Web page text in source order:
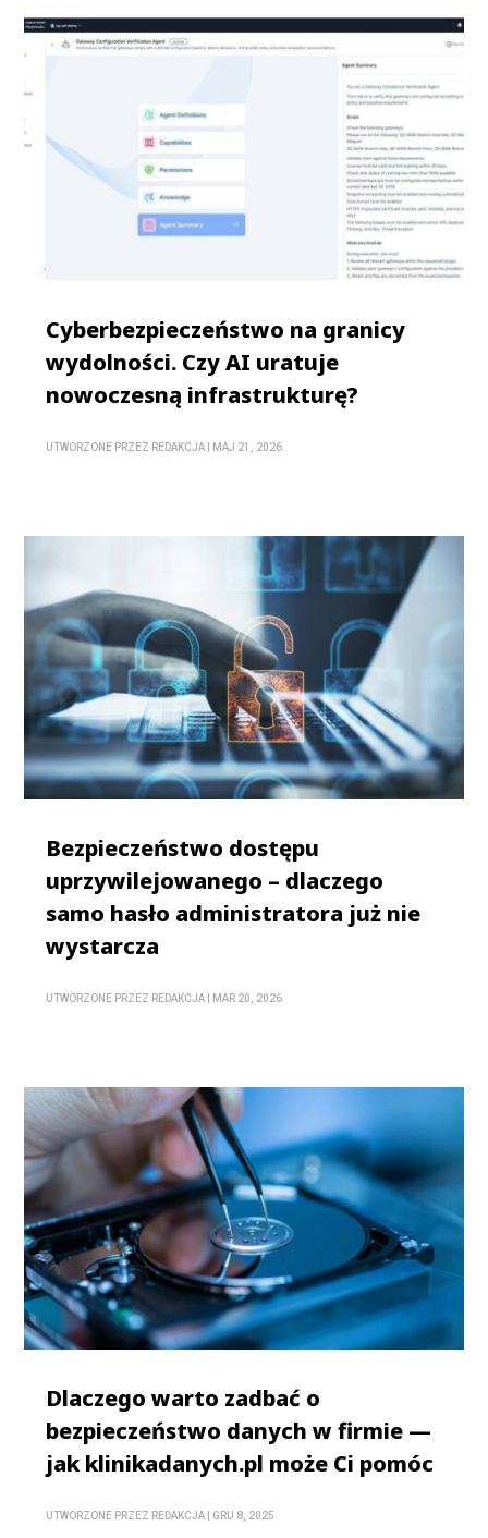
Cyberbezpieczeństwo na granicy
wydolności. Czy AI uratuje
nowoczesną infrastrukturę?
UTWORZONE PRZEZ REDAKCJA MAJ 21, 2026
Bezpieczeństwo dostępu
uprzywilejowanego – dlaczego
samo hasło administratora już nie
wystarcza
UTWORZONE PRZEZ REDAKCJA MAR 20, 2026
Dlaczego warto zadbać o
bezpieczeństwo danych w firmie —
jak klinikadanych.pl może Ci pomóc
UTWORZONE PRZEZ REDAKCJA GRU 8, 2025